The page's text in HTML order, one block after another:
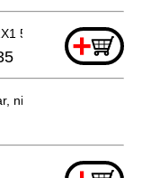
5M) +
nicht bestellbar